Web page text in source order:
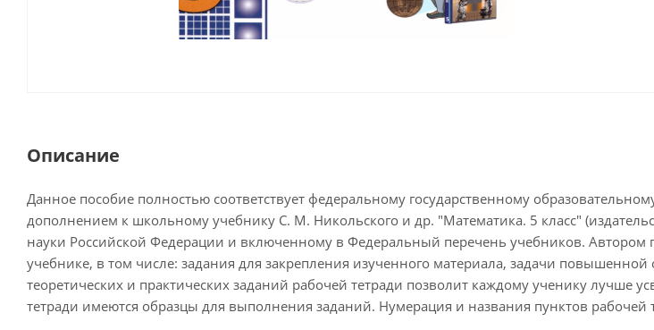
Описание
Данное пособие полностью соответствует федеральному государственному
дополнением к школьному учебнику С. М. Никольского и др. "Математика. 5 класс"
науки Российской Федерации и включенному в Федеральный перечень учебников.
учебнике, в том числе: задания для закрепления изученного материала, задачи
теоретических и практических заданий рабочей тетради позволит каждому ученику лучше
тетради имеются образцы для выполнения заданий. Нумерация и названия пунктов рабочей